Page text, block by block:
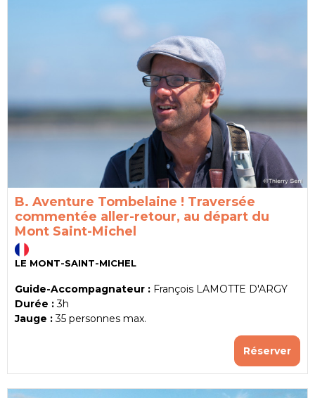
B. Aventure Tombelaine ! Traversée
commentée aller-retour, au départ du
Mont Saint-Michel
LE MONT-SAINT-MICHEL
Guide-Accompagnateur : François LAMOTTE D'ARGY
Durée : 3h
Jauge : 35 personnes max.
Réserver